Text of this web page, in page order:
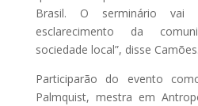
Brasil. O serminário vai
esclarecimento da
sociedade local”, disse Camões.
Participarão do evento
Palmquist, mestra em